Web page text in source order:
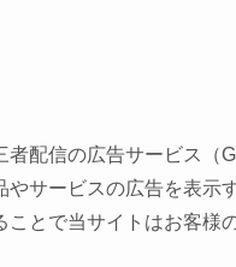
者配信の広告サービス（
やサービスの広告を表示
ことで当サイトはお客様